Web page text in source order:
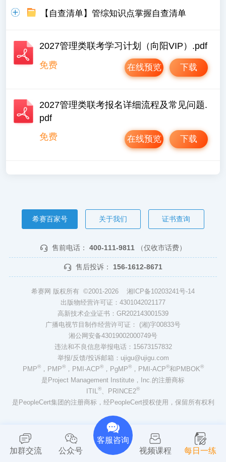
【自查清单】管综知识点掌握自查清单
2027管理类联考学习计划（向阳VIP）.pdf
免费
下载
在线预览
2027管理类联考报名详细流程及常见问题.
pdf
免费
下载
在线预览
希赛百家号 关于我们 证书查询
售前电话： 400-111-9811 （仅收市话费）
售后投诉： 156-1612-8671
希赛网 版权所有 ©2001-2026 湘ICP备10203241号-14
出版物经营许可证：4301042021177
高新技术企业证书：GR202143001539
广播电视节目制作经营许可证： (湘)字00833号
湘公网安备43019002000749号
违法和不良信息举报电话：15673157832
举报/反馈/投诉邮箱：ujigu@ujigu.com
PMP®，PMP®，PMI-ACP®，PgMP®，PMI-ACP®和PMBOK®
是Project Management Institute，Inc.的注册商标
ITIL ® 、PRINCE2®
是PeopleCert集团的注册商标，经PeopleCert授权使用，保留所有权利
加群交流 公众号
客服咨询
视频课程
每日一练